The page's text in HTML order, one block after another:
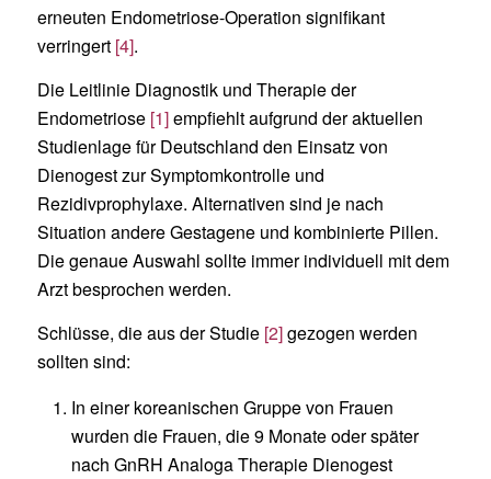
erneuten Endometriose-Operation signifikant
verringert [4].
Die Leitlinie Diagnostik und Therapie der
Endometriose[1]empfiehlt aufgrund der aktuellen
Studienlage für Deutschland den Einsatz von
Dienogest zur Symptomkontrolle und
Rezidivprophylaxe. Alternativen sind je nach
Situation andere Gestagene und kombinierte Pillen.
Die genaue Auswahl sollte immer individuell mit dem
Arzt besprochen werden.
Schlüsse, die aus der Studie [2]gezogen werden
sollten sind:
In einer koreanischen Gruppe von Frauen
wurden die Frauen, die 9 Monate oder später
nach GnRH Analoga Therapie Dienogest